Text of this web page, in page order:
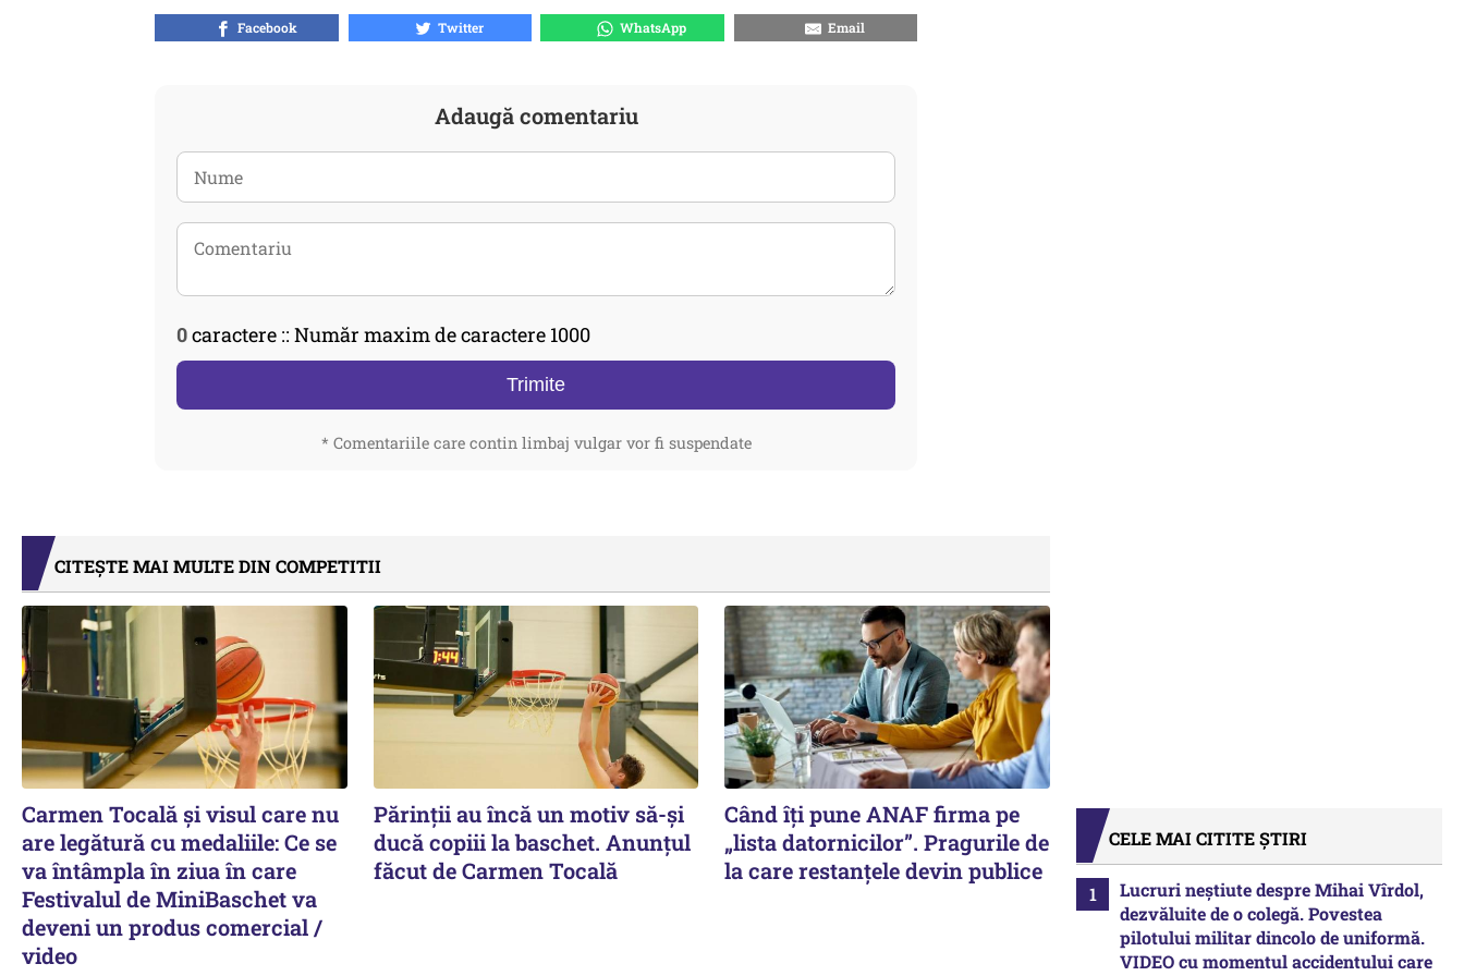
Facebook Twitter WhatsApp Email
Adaugă comentariu
0caractere :: Număr maxim de caractere 1000
Trimite
* Comentariile care contin limbaj vulgar vor fi suspendate
CITEȘTE MAI MULTE DIN COMPETITII
Carmen Tocală și visul care nu
are legătură cu medaliile: Ce se
va întâmpla în ziua în care
Festivalul de MiniBaschet va
deveni un produs comercial /
video
Părinții au încă un motiv să-și
ducă copiii la baschet. Anunțul
făcut de Carmen Tocală
Când îți pune ANAF firma pe
„lista datornicilor”. Pragurile de
la care restanțele devin publice
CELE MAI CITITE ȘTIRI
Lucruri neștiute despre Mihai Vîrdol,
dezvăluite de o colegă. Povestea
pilotului militar dincolo de uniformă.
VIDEO cu momentul accidentului care